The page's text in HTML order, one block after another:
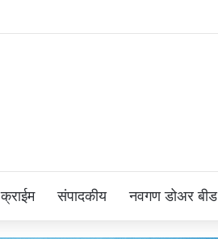
क्राईम संपादकीय नवगण डोअर बीड